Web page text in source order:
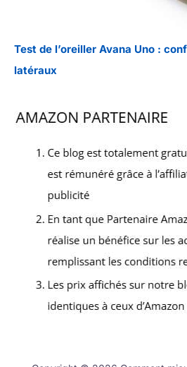
Test de l’oreiller Avana Uno :
latéraux